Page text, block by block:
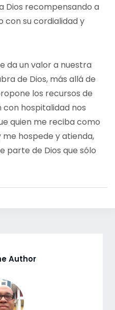
Dios recompensando a
con su cordialidad y
da un valor a nuestra
de Dios, más allá de
los recursos de
con hospitalidad nos
quien me reciba como
hospede y atienda,
parte de Dios que sólo
Author